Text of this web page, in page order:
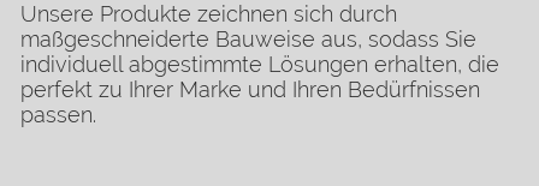
Unsere Produkte zeichnen sich durch
maßgeschneiderte Bauweise aus, sodass Sie
individuell abgestimmte Lösungen erhalten, die
perfekt zu Ihrer Marke und Ihren Bedürfnissen
passen.